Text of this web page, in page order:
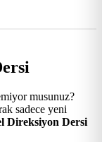
musunuz?
sadece yeni
Direksiyon Dersi